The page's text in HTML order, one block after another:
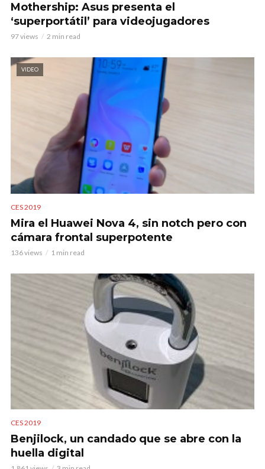
Mothership: Asus presenta el
‘superportátil’ para videojugadores
97 views 2 min read
VIDEO
CES 2019
Mira el Huawei Nova 4, sin notch pero con
cámara frontal superpotente
136 views 1 min read
CES 2019
Benjilock, un candado que se abre con la
huella digital